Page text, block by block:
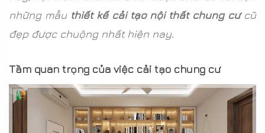
những mẫu thiết kế cải tạo nội thất chung cư cũ
đẹp được chuộng nhất hiện nay.
Tầm quan trọng của việc cải tạo chung cư